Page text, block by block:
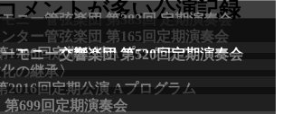
メントが多い公演記録
ニー管弦楽団 第383回 定期演奏会
ター管弦楽団 第165回定期演奏会
1706回定期公演Aプログラム
モニー交響楽団 第520回定期演奏会
の継承〉
2016回定期公演 Aプログラム
699回定期演奏会